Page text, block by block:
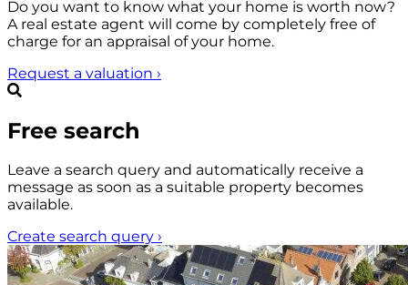
Do you want to know what your home is worth now?
A real estate agent will come by completely free of
charge for an appraisal of your home.
Request a valuation ›
Free search
Leave a search query and automatically receive a
message as soon as a suitable property becomes
available.
Create search query ›